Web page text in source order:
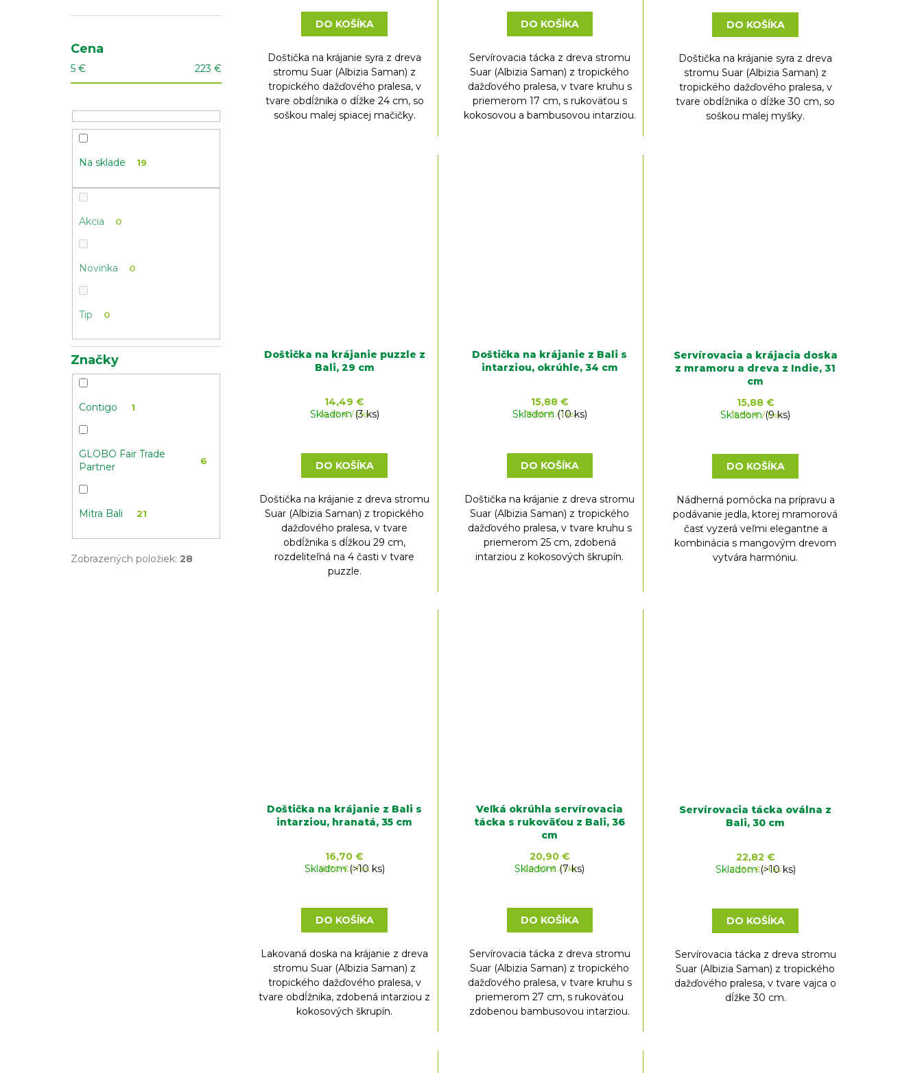
Cena
5 € 223 €
Na sklade 19
Akcia 0
Novinka 0
Tip 0
Značky
Contigo 1
GLOBO Fair Trade
Partner
6
Mitra Bali 21
Zobrazených položiek: 28
DO KOŠÍKA
Doštička na krájanie syra z dreva
stromu Suar (Albizia Saman) z
tropického dažďového pralesa, v
tvare obdĺžnika o dĺžke 24 cm, so
soškou malej spiacej mačičky.
DO KOŠÍKA
Servírovacia tácka z dreva stromu
Suar (Albizia Saman) z tropického
dažďového pralesa, v tvare kruhu s
priemerom 17 cm, s rukoväťou s
kokosovou a bambusovou intarziou.
DO KOŠÍKA
Doštička na krájanie syra z dreva
stromu Suar (Albizia Saman) z
tropického dažďového pralesa, v
tvare obdĺžnika o dĺžke 30 cm, so
soškou malej myšky.
Doštička na krájanie puzzle z
Bali, 29 cm
Skladom(3 ks)
14,49 €
Jednotková
14,49 € / 1 ks
DO KOŠÍKA
Doštička na krájanie z dreva stromu
Suar (Albizia Saman) z tropického
dažďového pralesa, v tvare
obdĺžnika s dĺžkou 29 cm,
rozdeliteľná na 4 časti v tvare
puzzle.
Doštička na krájanie z Bali s
intarziou, okrúhle, 34 cm
Skladom(10 ks)
15,88 €
Jednotková
15,88 € / 1 ks
DO KOŠÍKA
Doštička na krájanie z dreva stromu
Suar (Albizia Saman) z tropického
dažďového pralesa, v tvare kruhu s
priemerom 25 cm, zdobená
intarziou z kokosových škrupín.
Servírovacia a krájacia doska
z mramoru a dreva z Indie, 31
cm
Skladom(9 ks)
15,88 €
Jednotková
15,88 € / 1 ks
DO KOŠÍKA
Nádherná pomôcka na prípravu a
podávanie jedla, ktorej mramorová
časť vyzerá veľmi elegantne a
kombinácia s mangovým drevom
vytvára harmóniu.
Doštička na krájanie z Bali s
intarziou, hranatá, 35 cm
Skladom(>10 ks)
16,70 €
Jednotková
16,70 € / 1 ks
DO KOŠÍKA
Lakovaná doska na krájanie z dreva
stromu Suar (Albizia Saman) z
tropického dažďového pralesa, v
tvare obdĺžnika, zdobená intarziou z
kokosových škrupín.
Veľká okrúhla servírovacia
tácka s rukoväťou z Bali, 36
cm
Skladom(7 ks)
20,90 €
Jednotková
20,90 € / 1 ks
DO KOŠÍKA
Servírovacia tácka z dreva stromu
Suar (Albizia Saman) z tropického
dažďového pralesa, v tvare kruhu s
priemerom 27 cm, s rukoväťou
zdobenou bambusovou intarziou.
Servírovacia tácka oválna z
Bali, 30 cm
Skladom(>10 ks)
22,82 €
Jednotková
22,82 € / 1 ks
DO KOŠÍKA
Servírovacia tácka z dreva stromu
Suar (Albizia Saman) z tropického
dažďového pralesa, v tvare vajca o
dĺžke 30 cm.